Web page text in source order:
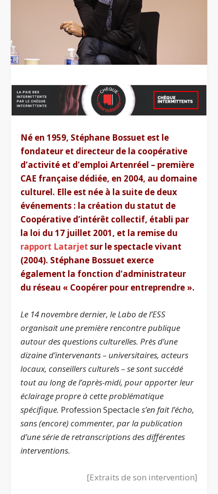
Né en 1959, Stéphane Bossuet est le
fondateur et directeur de la coopérative
d’activité et d’emploi Artenréel – première
CAE française dédiée, en 2004, au domaine
culturel. Elle est née à la suite de deux
événements : la création du statut de
Coopérative d’intérêt collectif, établi par
la loi du 17 juillet 2001, et la remise du
rapport Latarjet sur le spectacle vivant
(2004). Stéphane Bossuet exerce
également la fonction d’administrateur
du réseau « Coopérer pour entreprendre ».
Le 14 novembre dernier, le Labo de l’ESS
organisait une première rencontre publique
autour des questions culturelles. Près d’une
dizaine d’intervenants – universitaires, acteurs
locaux, conseillers culturels – se sont succédé
tout au long de l’après-midi, pour apporter leur
éclairage propre à cette problématique
spécifique. Profession Spectacles’en fait l’écho,
sans (encore) commenter, par la publication
d’une série de retranscriptions des différentes
interventions.
[Extraits de son intervention]